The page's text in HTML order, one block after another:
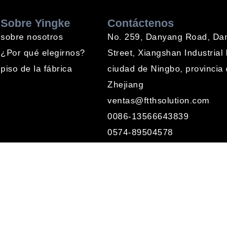
Sobre Yingke
sobre nosotros
¿Por qué elegirnos?
piso de la fábrica
Contáctenos
No. 259, Danyang Road,
Street, Xiangshan Industrial
ciudad de Ningbo, provincia
Zhejiang
ventas@ftthsolution.com
0086-13566643839
0574-89504578